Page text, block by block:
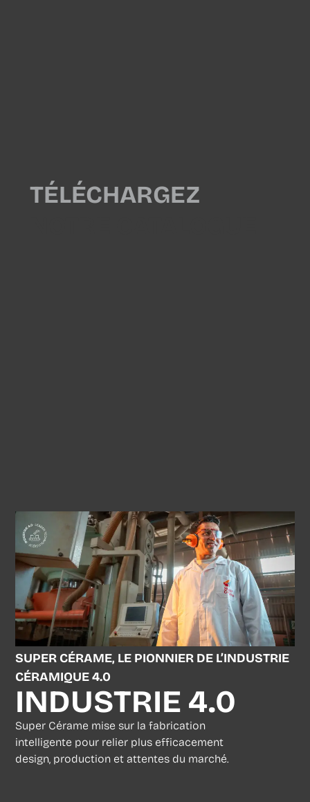
TÉLÉCHARGEZ
SUPER CÉRAME, LE PIONNIER DE L’INDUSTRIE
CÉRAMIQUE 4.0
INDUSTRIE 4.0
Super Cérame mise sur la fabrication
intelligente pour relier plus efficacement
design, production et attentes du marché.